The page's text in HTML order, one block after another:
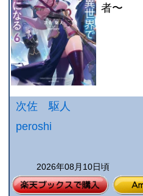
者〜
次佐 駆人
peroshi
2026年08月10日頃